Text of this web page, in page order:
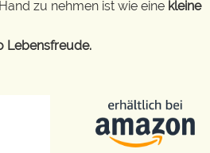
zu nehmen ist wie eine kleine
Lebensfreude.